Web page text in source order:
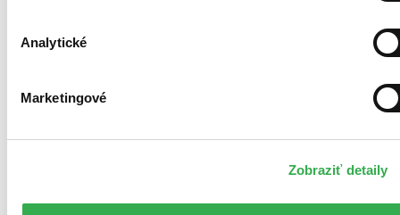
Analytické
Marketingové
Zobraziť detaily